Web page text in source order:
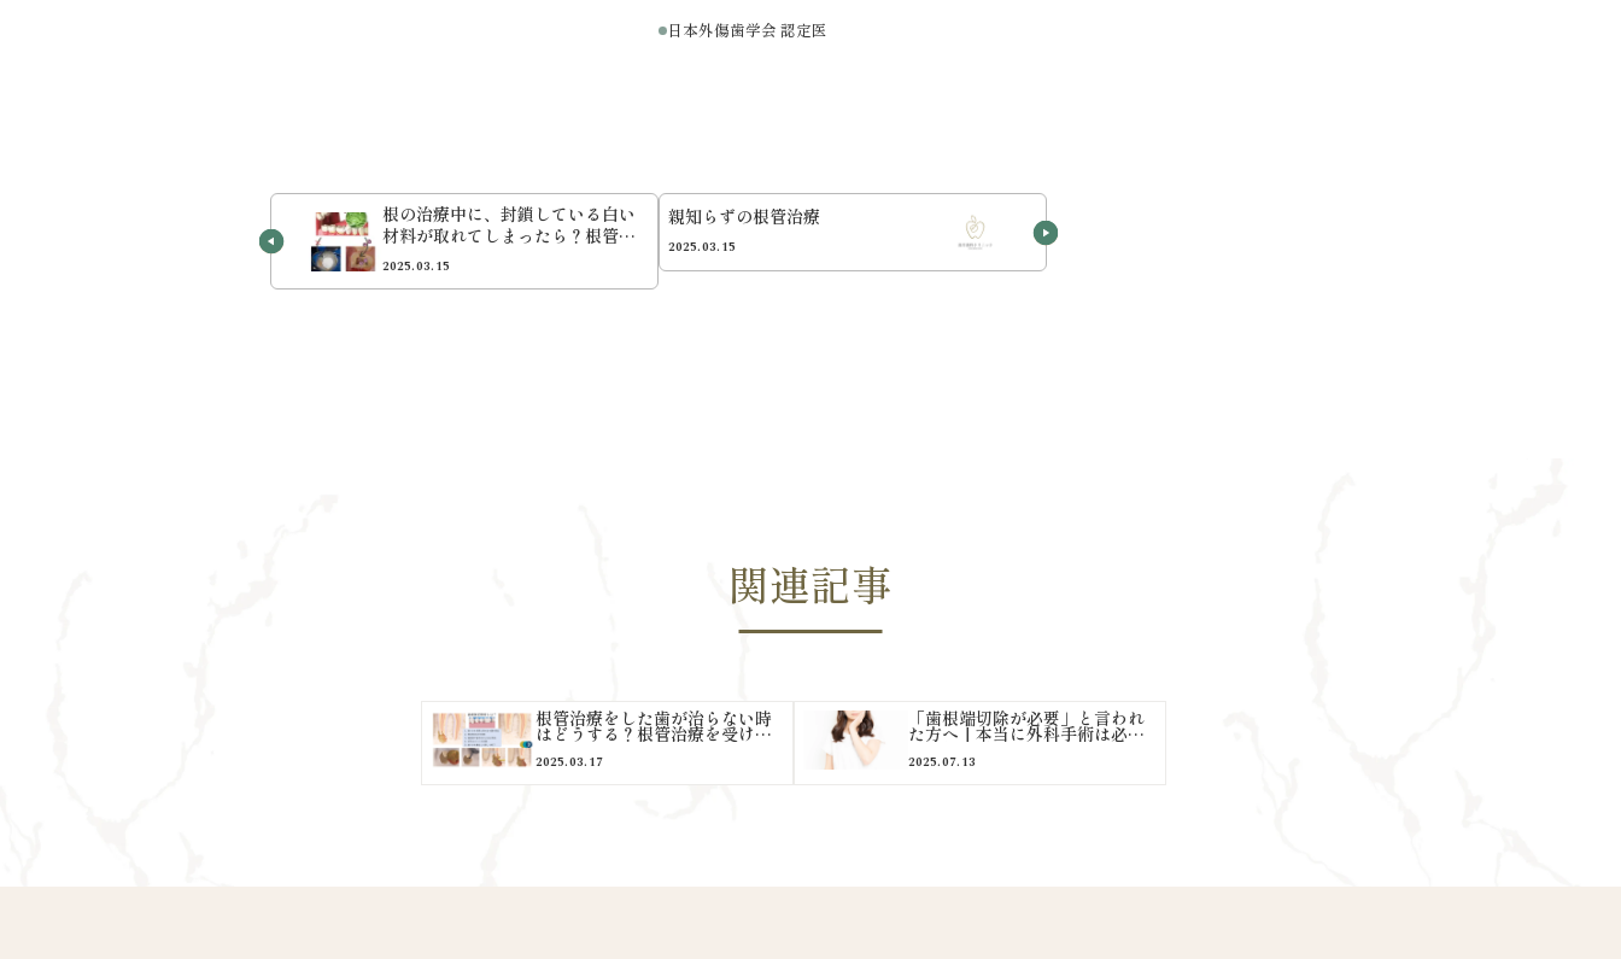
日本外傷歯学会 認定医
根の治療中に、封鎖している白い
材料が取れてしまったら？根管治
療中の仮の封鎖材料について専門
2025.03.15
親知らずの根管治療
2025.03.15
関連記事
根管治療をした歯が治らない時
はどうする？根管治療を受けた
歯が治らない原因とその後の治
療の選択肢を解説
2025.03.17
「歯根端切除が必要」と言われ
た方へ｜本当に外科手術は必
要？外科手術をせずに治す方法
とは？
2025.07.13